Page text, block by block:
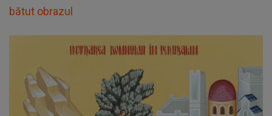
bătut obrazul